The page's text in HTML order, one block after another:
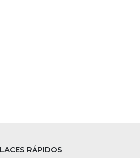
RÁPIDOS